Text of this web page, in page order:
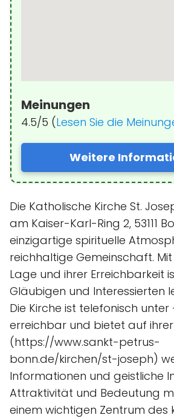
Meinungen
4.5/5 (Lesen Sie die
Weitere
Die Katholische Kirche St.
am Kaiser-Karl-Ring 2, 53111
einzigartige spirituelle
reichhaltige Gemeinschaft.
Lage und ihrer Erreichbarkeit
Gläubigen und Interessierten
Die Kirche ist telefonisch unter
erreichbar und bietet auf
(https://www.sankt-petrus-
bonn.de/kirchen/st-joseph)
Informationen und geistliche
Attraktivität und Bedeutung
einem wichtigen Zentrum des